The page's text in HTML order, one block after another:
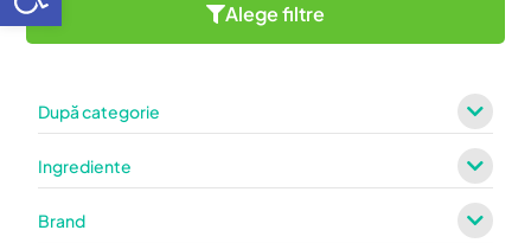
Alege filtre
După categorie
Ingrediente
Brand